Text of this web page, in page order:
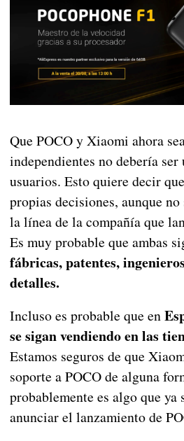
Que POCO y Xiaomi ahora
independientes no debería
usuarios. Esto quiere decir
propias decisiones, aunque no
la línea de la compañía que
Es muy probable que ambas
fábricas, patentes,
detalles.
Incluso es probable que en
se sigan vendiendo en las
Estamos seguros de que
soporte a POCO de alguna
probablemente es algo que ya
anunciar el lanzamiento de